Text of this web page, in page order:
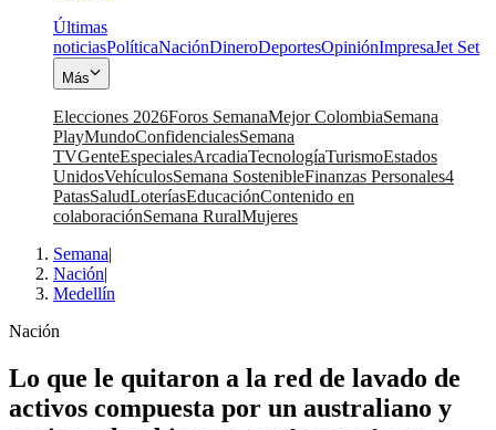
Últimas
noticiasPolíticaNaciónDineroDeportesOpiniónImpresaJet Set
Más
Elecciones 2026Foros SemanaMejor ColombiaSemana
PlayMundoConfidencialesSemana
TVGenteEspecialesArcadiaTecnologíaTurismoEstados
UnidosVehículosSemana SostenibleFinanzas Personales4
PatasSaludLoteríasEducaciónContenido en
colaboraciónSemana RuralMujeres
Semana|
Nación|
Medellín
Nación
Lo que le quitaron a la red de lavado de
activos compuesta por un australiano y